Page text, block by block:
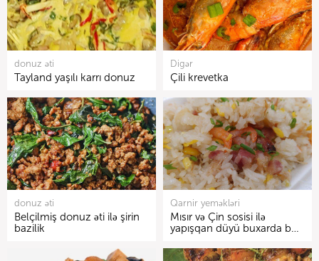
donuz əti
Tayland yaşılı karrı donuz
Digər
Çili krevetka
donuz əti
Belçilmiş donuz əti ilə şirin
bazilik
Qarnir yeməkləri
Mısır və Çin sosisi ilə
yapışqan düyü buxarda b…